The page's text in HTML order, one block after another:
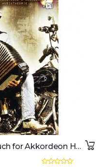
Voggenreiter Das grooe Buch for Akkordeon Herb Kraus, inkkl. CD